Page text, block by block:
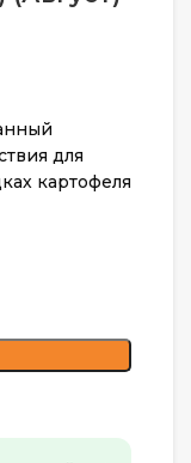
для
картофеля